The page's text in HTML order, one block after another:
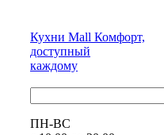
Кухни Mall Комфорт,
доступный
каждому
ПН-ВС